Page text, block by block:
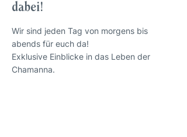
dabei!
Wir sind jeden Tag von morgens bis
abends für euch da!
Exklusive Einblicke in das Leben der
Chamanna.